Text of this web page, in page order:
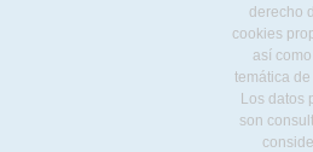
derecho
cookies
así
temática
Los datos
son